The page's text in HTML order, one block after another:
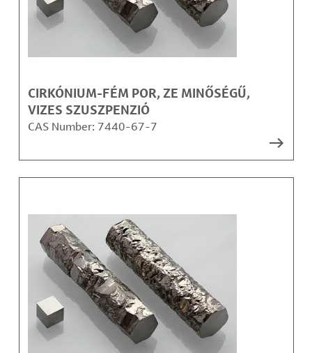
CIRKÓNIUM-FÉM POR, ZE MINŐSÉGŰ,
VIZES SZUSZPENZIÓ
CAS Number: 7440-67-7